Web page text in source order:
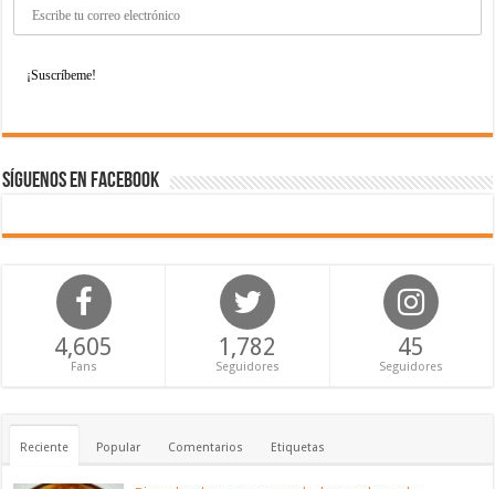
Síguenos en Facebook
4,605
Fans
1,782
Seguidores
45
Seguidores
Reciente Popular Comentarios Etiquetas